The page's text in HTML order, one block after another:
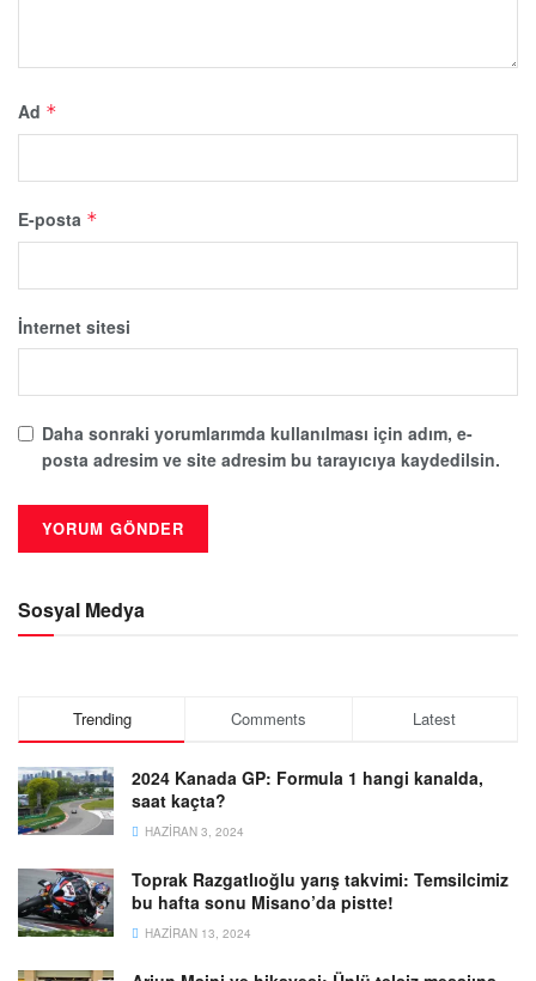
Ad *
E-posta *
İnternet sitesi
Daha sonraki yorumlarımda kullanılması için adım, e-
posta adresim ve site adresim bu tarayıcıya kaydedilsin.
Sosyal Medya
Trending Comments Latest
2024 Kanada GP: Formula 1 hangi kanalda,
saat kaçta?
HAZIRAN 3, 2024
Toprak Razgatlıoğlu yarış takvimi: Temsilcimiz
bu hafta sonu Misano’da pistte!
HAZIRAN 13, 2024